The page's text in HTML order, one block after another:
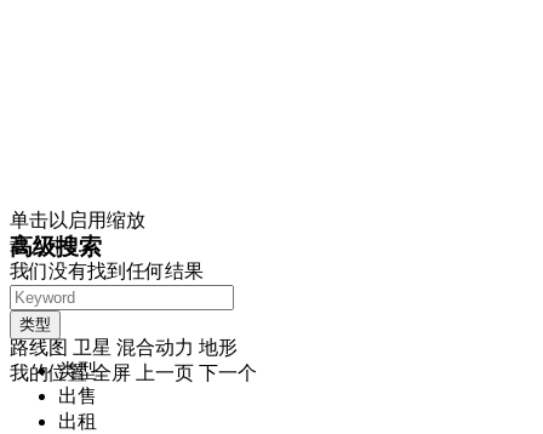
单击以启用缩放
载入中...
我们没有找到任何结果
打开地图
视图
路线图 卫星 混合动力 地形
我的位置 全屏 上一页 下一个
高级搜索
类型
类型
出售
出租